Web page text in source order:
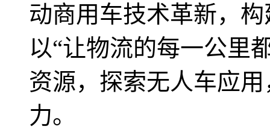
动商用车技术革新，
以“让物流的每一公里
资源，探索无人车应
力。